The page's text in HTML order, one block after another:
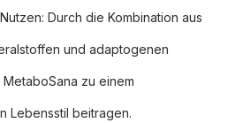
Durch die Kombination aus
und adaptogenen
zu einem
Lebensstil beitragen.